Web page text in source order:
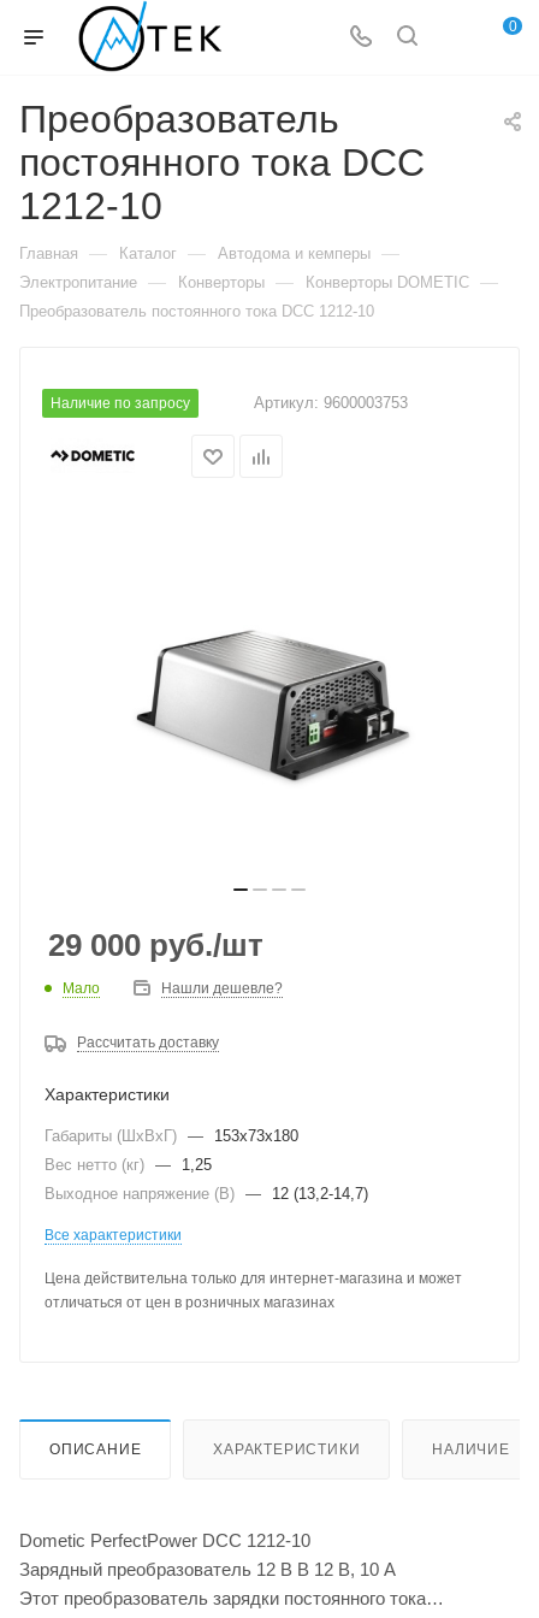
0
Преобразователь
постоянного тока DCC
1212-10
Главная — Каталог — Автодома и кемперы —
Электропитание — Конверторы — Конверторы DOMETIC —
Преобразователь постоянного тока DCC 1212-10
Наличие по запросу Артикул: 9600003753
29 000 руб./шт
Мало Нашли дешевле?
Рассчитать доставку
Характеристики
Габариты (ШхВхГ) —
153х73х180
Вес нетто (кг) —
1,25
Выходное напряжение (В) — 12 (13,2-14,7)
Все характеристики
Цена действительна только для интернет-магазина и может
отличаться от цен в розничных магазинах
ОПИСАНИЕ ХАРАКТЕРИСТИКИ НАЛИЧИЕ
Dometic PerfectPower DCC 1212-10
Зарядный преобразователь 12 В В 12 В, 10 А
Этот преобразователь зарядки постоянного тока